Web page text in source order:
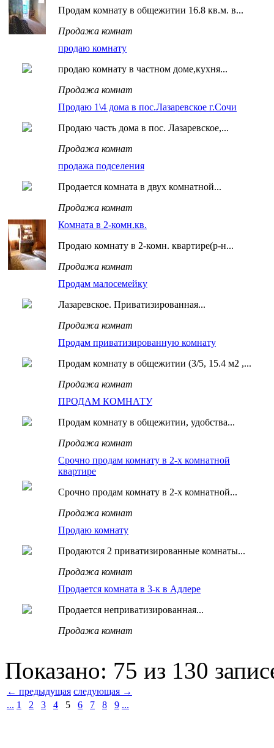
Продам комнату в общежитии 16.8 кв.м. в...
Продажа комнат
продаю комнату
продаю комнату в частном доме,кухня...
Продажа комнат
Продаю 1\4 дома в пос.Лазаревское г.Сочи
Продаю часть дома в пос. Лазаревское,...
Продажа комнат
продажа подселения
Продается комната в двух комнатной...
Продажа комнат
Комната в 2-комн.кв.
Продаю комнату в 2-комн. квартире(р-н...
Продажа комнат
Продам малосемейку
Лазаревское. Приватизированная...
Продажа комнат
Продам приватизированную комнату
Продам комнату в общежитии (3/5, 15.4 м2 ,...
Продажа комнат
ПРОДАМ КОМНАТУ
Продам комнату в общежитии, удобства...
Продажа комнат
Срочно продам комнату в 2-х комнатной
квартире
Срочно продам комнату в 2-х комнатной...
Продажа комнат
Продаю комнату
Продаются 2 приватизированные комнаты...
Продажа комнат
Продается комната в 3-к в Адлере
Продается неприватизированная...
Продажа комнат
Показано: 75 из 130
← предыдущая следующая →
... 1 2 3 4 5 6 7 8 9 ...